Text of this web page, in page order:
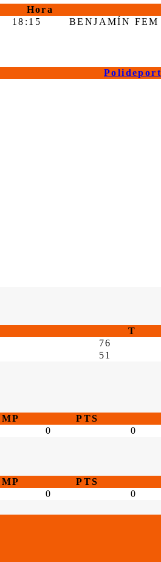
Hora
18:15 BENJAMÍN FEM
T
76
51
MP PTS
0 0
MP PTS
0 0